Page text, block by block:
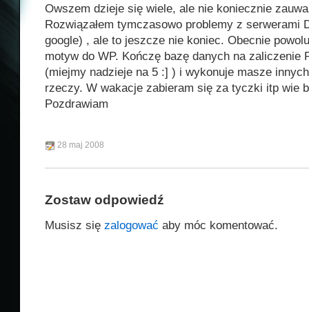
Owszem dzieje się wiele, ale nie koniecznie
Rozwiązałem tymczasowo problemy z serwerami
google) , ale to jeszcze nie koniec. Obecnie
motyw do WP. Kończę bazę danych na zaliczenie
(miejmy nadzieje na 5 :] ) i wykonuje masze
rzeczy. W wakacje zabieram się za tyczki itp wie
Pozdrawiam
28 maj 2008
Zostaw odpowiedź
Musisz się zalogować aby móc komentować.